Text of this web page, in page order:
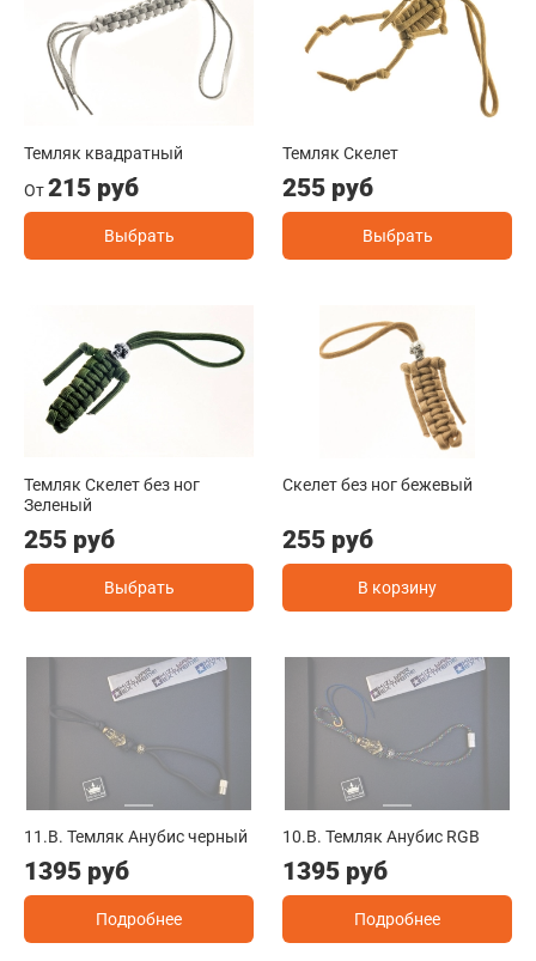
Темляк квадратный
От215 руб
Выбрать
Темляк Скелет
255 руб
Выбрать
Темляк Скелет без ног
Зеленый
255 руб
Выбрать
Скелет без ног бежевый
255 руб
В корзину
11.B. Темляк Анубис черный
1395 руб
Подробнее
10.B. Темляк Анубис RGB
1395 руб
Подробнее